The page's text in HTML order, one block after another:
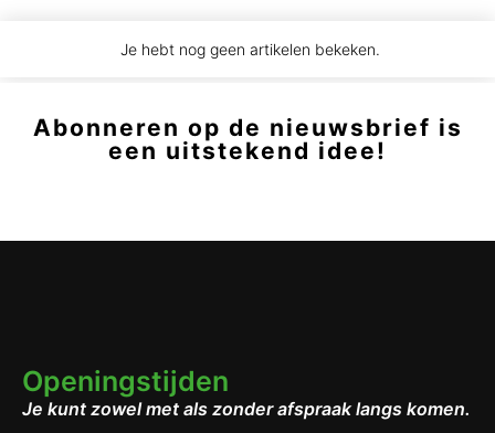
Je hebt nog geen artikelen bekeken.
Abonneren op de nieuwsbrief is
een uitstekend idee!
Openingstijden
Je kunt zowel met als zonder afspraak langs komen.